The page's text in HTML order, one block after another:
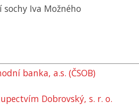
Iva Možného
banka, a.s. (ČSOB)
Dobrovský, s. r. o.